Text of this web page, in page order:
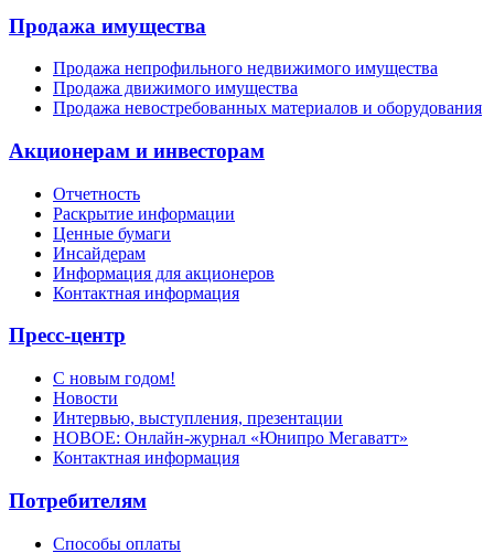
Продажа имущества
Продажа непрофильного недвижимого имущества
Продажа движимого имущества
Продажа невостребованных материалов и оборудования
Акционерам и инвесторам
Отчетность
Раскрытие информации
Ценные бумаги
Инсайдерам
Информация для акционеров
Контактная информация
Пресс-центр
С новым годом!
Новости
Интервью, выступления, презентации
НОВОЕ: Онлайн-журнал «Юнипро Мегаватт»
Контактная информация
Потребителям
Способы оплаты